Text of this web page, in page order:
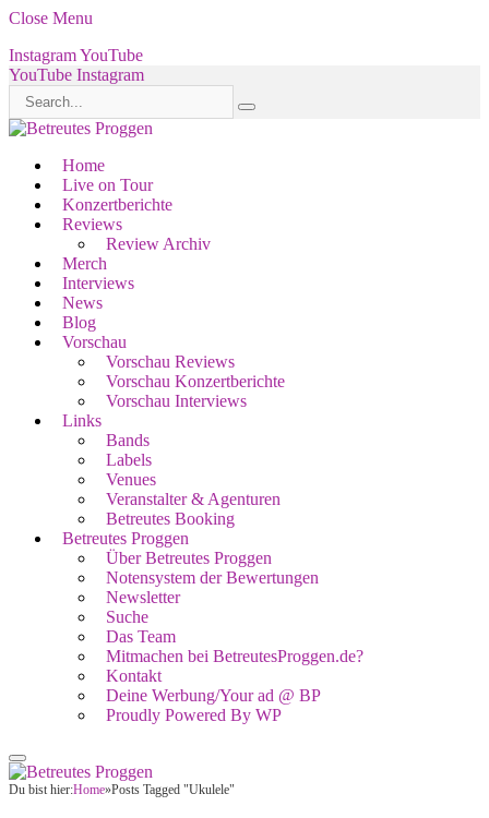
Close Menu
InstagramYouTube
YouTube Instagram
Home
Live on Tour
Konzertberichte
Reviews
Review Archiv
Merch
Interviews
News
Blog
Vorschau
Vorschau Reviews
Vorschau Konzertberichte
Vorschau Interviews
Links
Bands
Labels
Venues
Veranstalter & Agenturen
Betreutes Booking
Betreutes Proggen
Über Betreutes Proggen
Notensystem der Bewertungen
Newsletter
Suche
Das Team
Mitmachen bei BetreutesProggen.de?
Kontakt
Deine Werbung/Your ad @ BP
Proudly Powered By WP
Du bist hier:Home»Posts Tagged "Ukulele"